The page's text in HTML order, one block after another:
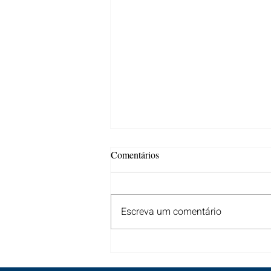
Dia dos Pais (2023)
Comentários
Escreva um comentário